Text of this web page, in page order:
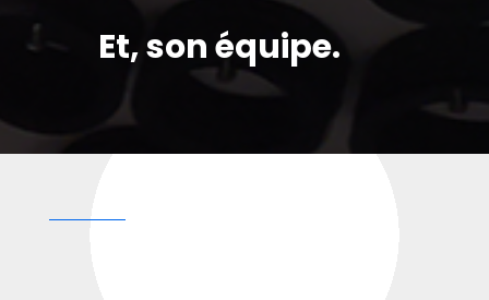
Et, son équipe.